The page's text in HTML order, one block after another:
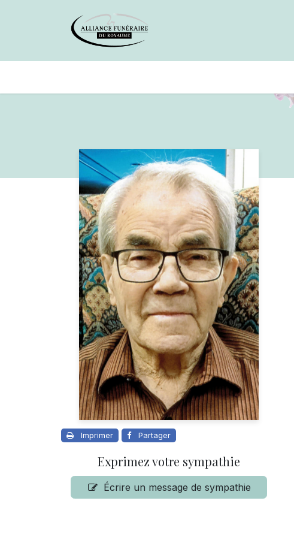
Imprimer Partager
Exprimez votre sympathie
Écrire un message de sympathie